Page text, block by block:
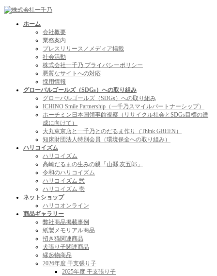
コ
ナ
ホーム
会社概要
業務案内
プレスリリース／メディア掲載
社会活動
株式会社一千乃 プライバシーポリシー
悪質なサイトへの対応
採用情報
グローバルゴールズ（SDGs）への取り組み
グローバルゴールズ（SDGs）への取り組み
ICHINO Smile Partnership（一千乃スマイルパートナーシップ）
ホーチミン日本国領事館視察（リサイクル社会とSDGs目標の達
成に向けて）
大丸東京店と一千乃とのだるま作り（Think GREEN）
知床財団法人特別会員（環境保全への取り組み）
ハリコイズム
ハリコイズム
高崎だるまの生みの親「山縣 友五郎」
令和のハリコイズム
ハリコイズム 弐
ハリコイズム 壱
ネットショップ
ハリコオンライン
商品ギャラリー
弊社商品掲載事例
紙製メモリアル商品
招き猫関連商品
犬張り子関連商品
縁起物商品
2026年度 干支張り子
2025年度 干支張り子